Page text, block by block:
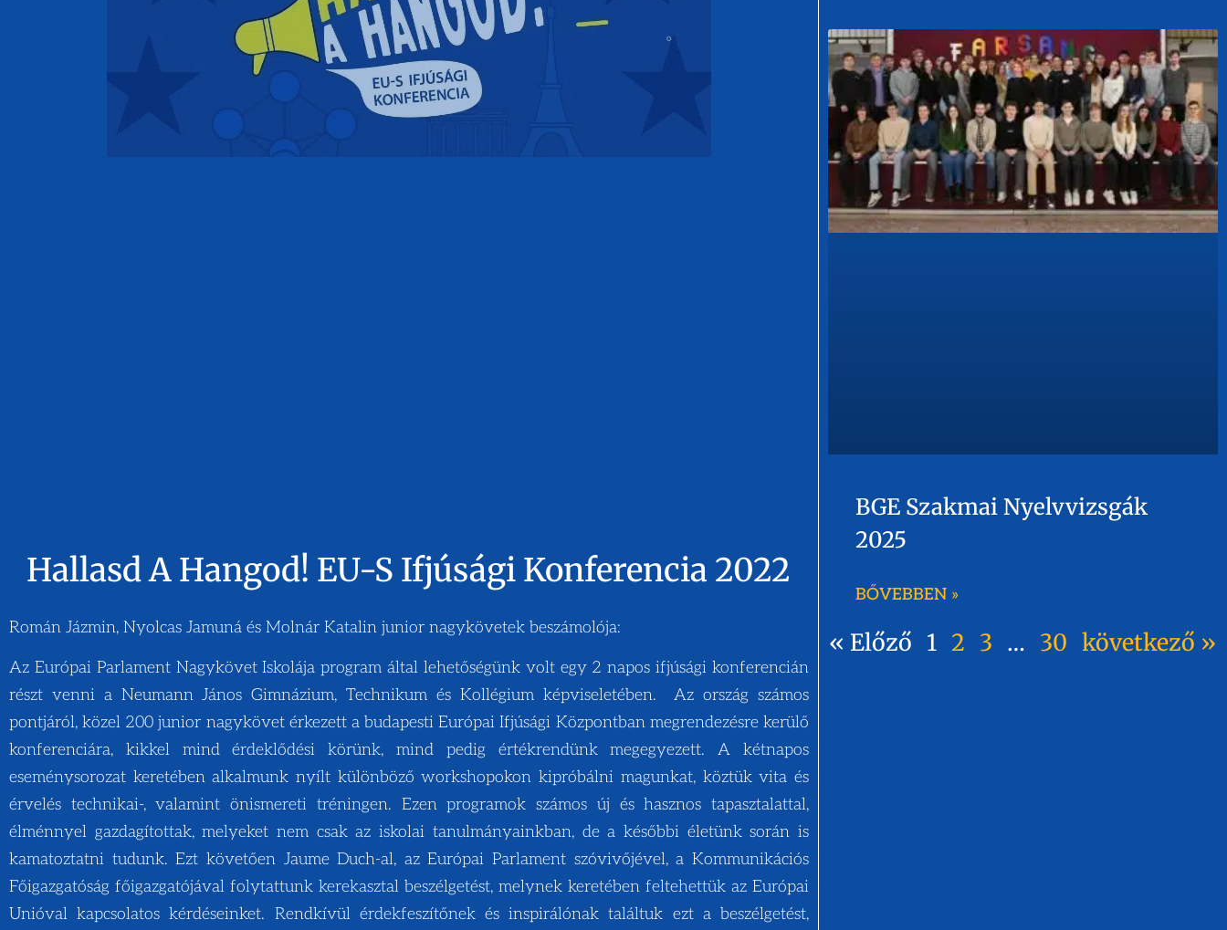
Hallasd A Hangod! EU-S Ifjúsági Konferencia 2022
Román Jázmin, Nyolcas Jamuná és Molnár Katalin junior nagykövetek beszámolója:
Az Európai Parlament Nagykövet Iskolája program által lehetőségünk volt egy 2 napos ifjúsági konferencián
részt venni a Neumann János Gimnázium, Technikum és Kollégium képviseletében. Az ország számos
pontjáról, közel 200 junior nagykövet érkezett a budapesti Európai Ifjúsági Központban megrendezésre kerülő
konferenciára, kikkel mind érdeklődési körünk, mind pedig értékrendünk megegyezett. A kétnapos
eseménysorozat keretében alkalmunk nyílt különböző workshopokon kipróbálni magunkat, köztük vita és
érvelés technikai-, valamint önismereti tréningen. Ezen programok számos új és hasznos tapasztalattal,
élménnyel gazdagítottak, melyeket nem csak az iskolai tanulmányainkban, de a későbbi életünk során is
kamatoztatni tudunk. Ezt követően Jaume Duch-al, az Európai Parlament szóvivőjével, a Kommunikációs
Főigazgatóság főigazgatójával folytattunk kerekasztal beszélgetést, melynek keretében feltehettük az Európai
Unióval kapcsolatos kérdéseinket. Rendkívül érdekfeszítőnek és inspirálónak találtuk ezt a beszélgetést,
BGE Szakmai Nyelvvizsgák
2025
BŐVEBBEN »
« Előző 1 2 3 … 30 következő »